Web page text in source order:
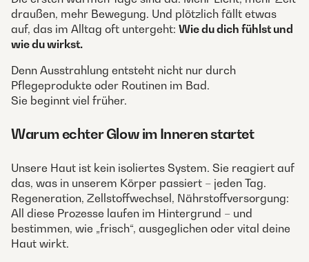
draußen, mehr Bewegung. Und plötzlich fällt etwas
auf, das im Alltag oft untergeht: Wie du dich fühlst und
wie du wirkst.
Denn Ausstrahlung entsteht nicht nur durch
Pflegeprodukte oder Routinen im Bad.
Sie beginnt viel früher.
Warum echter Glow im Inneren startet
Unsere Haut ist kein isoliertes System. Sie reagiert auf
das, was in unserem Körper passiert – jeden Tag.
Regeneration, Zellstoffwechsel, Nährstoffversorgung:
All diese Prozesse laufen im Hintergrund – und
bestimmen, wie „frisch“, ausgeglichen oder vital deine
Haut wirkt.